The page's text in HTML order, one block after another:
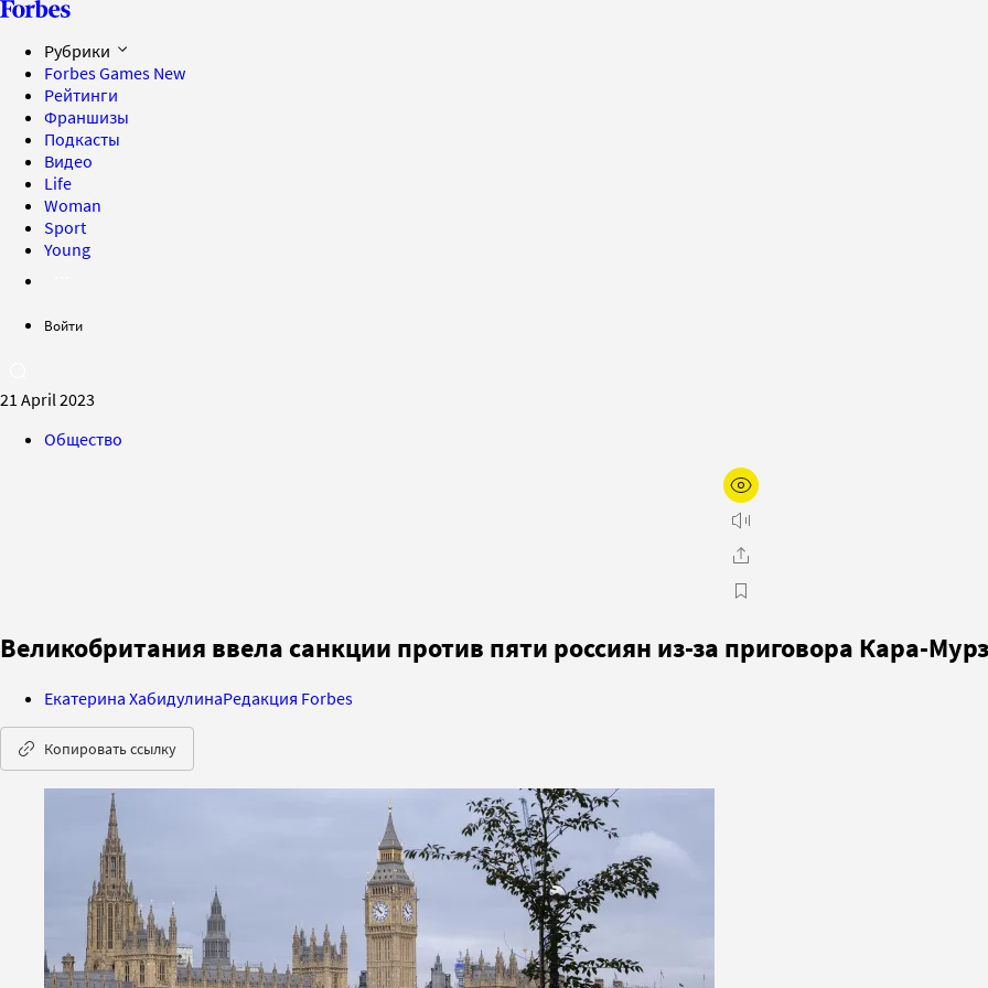
Рубрики
Forbes Games New
Рейтинги
Франшизы
Подкасты
Видео
Life
Woman
Sport
Young
Войти
21 April 2023
Общество
Великобритания ввела санкции против пяти россиян из-за приговора Кара-
Екатерина ХабидулинаРедакция Forbes
Копировать ссылку